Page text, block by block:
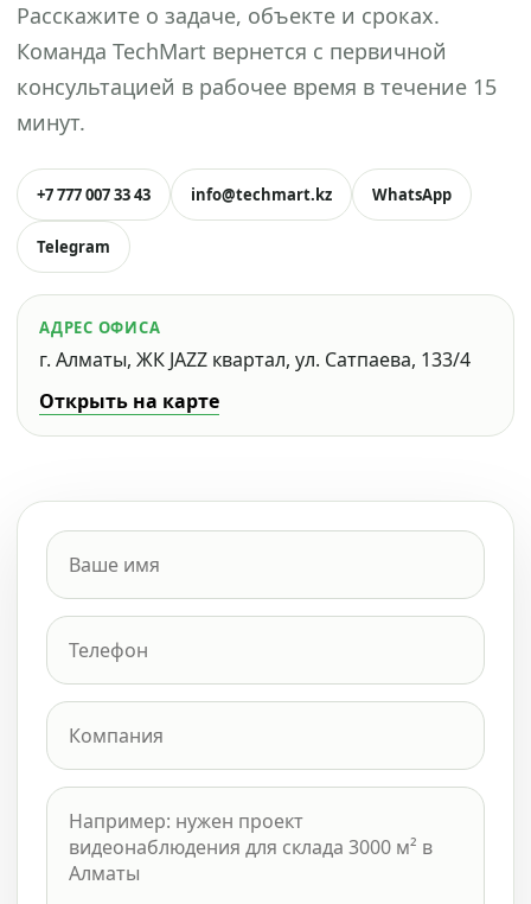
Расскажите о задаче, объекте и сроках.
Команда TechMart вернется с первичной
консультацией в рабочее время в течение 15
минут.
+7 777 007 33 43 info@techmart.kz WhatsApp
Telegram
АДРЕС ОФИСА
г. Алматы, ЖК JAZZ квартал, ул. Сатпаева, 133/4
Открыть на карте